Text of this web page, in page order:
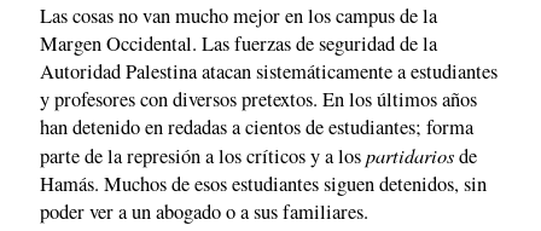
Las cosas no van mucho mejor en los campus de la
Margen Occidental. Las fuerzas de seguridad de la
Autoridad Palestina atacan sistemáticamente a estudiantes
y profesores con diversos pretextos. En los últimos años
han detenido en redadas a cientos de estudiantes; forma
parte de la represión a los críticos y a lospartidariosde
Hamás. Muchos de esos estudiantes siguen detenidos, sin
poder ver a un abogado o a sus familiares.